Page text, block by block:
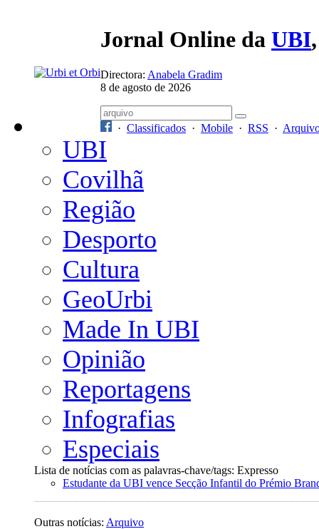
Jornal Online da UBI
Directora: Anabela Gradim
8 de agosto de 2026
· Classificados · Mobile · RSS ·
UBI
Covilhã
Região
Desporto
Cultura
GeoUrbi
Made In UBI
Opinião
Reportagens
Infografias
Especiais
Lista de notícias com as palavras-chave/tags: Expresso
Estudante da UBI vence Secção Infantil do Prémio
Outras notícias: Arquivo